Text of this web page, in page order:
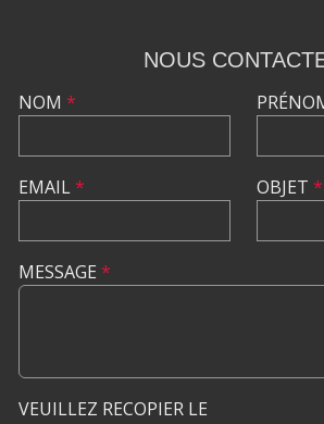
NOUS
NOM *
EMAIL* OBJET *
MESSAGE *
VEUILLEZ RECOPIER LE